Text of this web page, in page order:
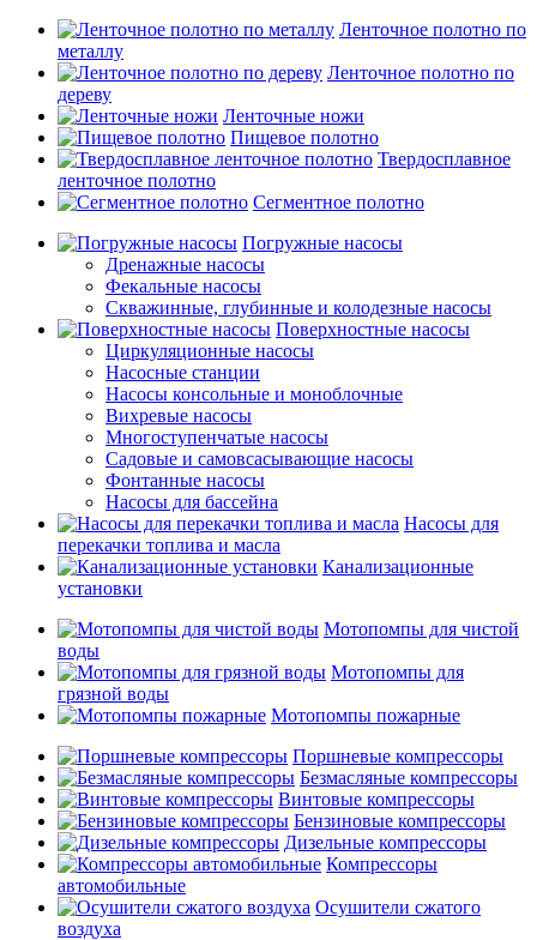
Ленточное полотно по
металлу
Ленточное полотно по
дереву
Ленточные ножи
Пищевое полотно
Твердосплавное
ленточное полотно
Сегментное полотно
Погружные насосы
Дренажные насосы
Фекальные насосы
Скважинные, глубинные и колодезные насосы
Поверхностные насосы
Циркуляционные насосы
Насосные станции
Насосы консольные и моноблочные
Вихревые насосы
Многоступенчатые насосы
Садовые и самовсасывающие насосы
Фонтанные насосы
Насосы для бассейна
Насосы для
перекачки топлива и масла
Канализационные
установки
Мотопомпы для чистой
воды
Мотопомпы для
грязной воды
Мотопомпы пожарные
Поршневые компрессоры
Безмасляные компрессоры
Винтовые компрессоры
Бензиновые компрессоры
Дизельные компрессоры
Компрессоры
автомобильные
Осушители сжатого
воздуха